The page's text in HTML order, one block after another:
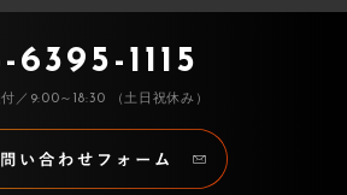
6395-1115
／9:00～18:30 （土日祝休み）